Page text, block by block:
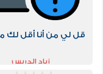
قل لي من أنا أقل لك
زياد الدريس